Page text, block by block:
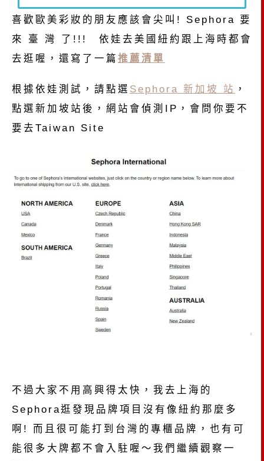
喜歡歐美彩妝的朋友應該會尖叫! Sephora 要
來 臺 灣 了!!! 依娃去美國紐約跟上海時都會
去逛喔，還寫了一篇 推薦清單
根據依娃測試，請點選 Sephora 新加坡 站 ，
點選新加坡站後，網站會偵測IP，會問你要不
要去Taiwan Site
不過大家不用高興得太快，我去上海的
Sephora逛發現品牌項目沒有像紐約那麼多
啊! 而且很可能打到台灣的專櫃品牌，也有可
能很多大牌都不會入駐喔～我們繼續觀察一